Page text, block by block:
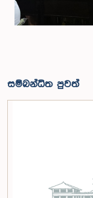
සම්බන්ධිත පුවත්